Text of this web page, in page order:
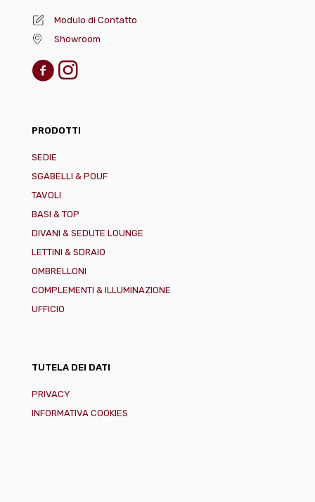
Modulo di Contatto
Showroom
PRODOTTI
SEDIE
SGABELLI & POUF
TAVOLI
BASI & TOP
DIVANI & SEDUTE LOUNGE
LETTINI & SDRAIO
OMBRELLONI
COMPLEMENTI & ILLUMINAZIONE
UFFICIO
TUTELA DEI DATI
PRIVACY
INFORMATIVA COOKIES